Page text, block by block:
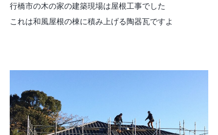
行橋市の木の家の建築現場は屋根工事でした
これは和風屋根の棟に積み上げる陶器瓦ですよ